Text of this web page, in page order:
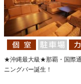
★沖縄最大級★那覇・国際
ニングバー誕生！